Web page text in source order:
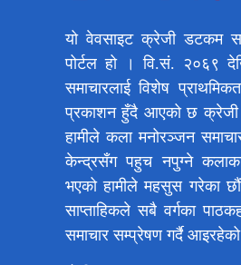
यो वेवसाइट क्रेजी डटकम
पोर्टल हो । वि.सं. २०६९
समाचारलाई विशेष
प्रकाशन हुँदै आएको छ क्रेजी
हामीले कला मनोरञ्जन
केन्द्रसँग पहुच नपुग्ने
भएको हामीले महसुस गरेका
साप्ताहिकले सबै वर्गका
समाचार सम्प्रेषण गर्दै